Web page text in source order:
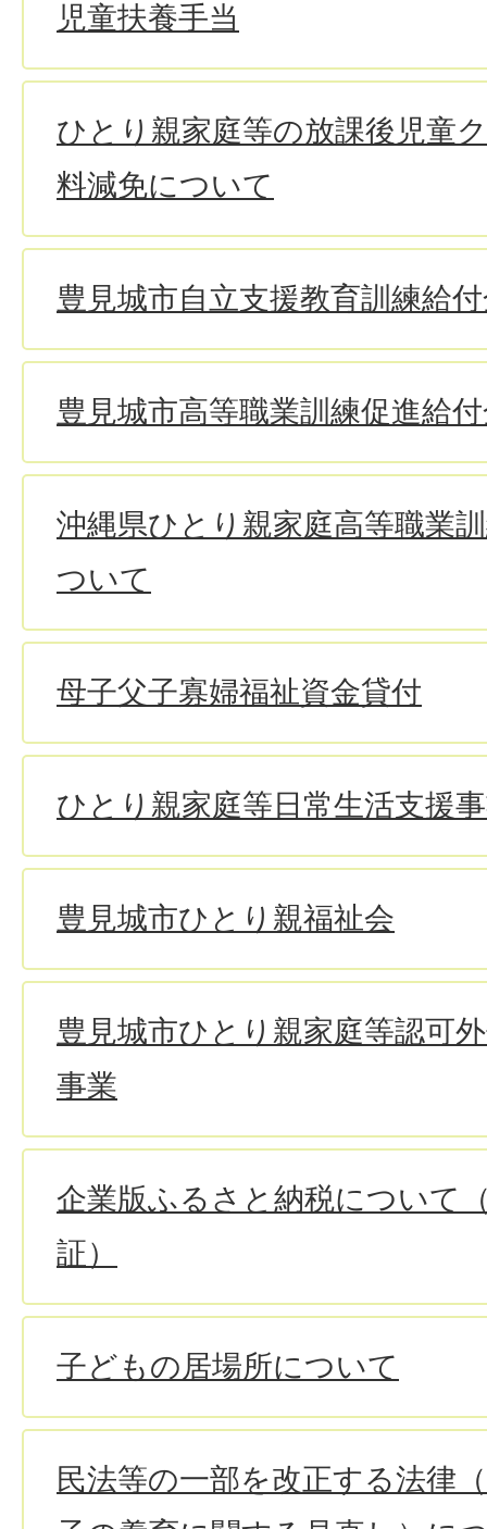
児童扶養手当
ひとり親家庭等の放課後児童
料減免について
豊見城市自立支援教育訓練給
豊見城市高等職業訓練促進給
沖縄県ひとり親家庭高等職業
ついて
母子父子寡婦福祉資金貸付
ひとり親家庭等日常生活支援
豊見城市ひとり親福祉会
豊見城市ひとり親家庭等認可
事業
企業版ふるさと納税について
証）
子どもの居場所について
民法等の一部を改正する法律